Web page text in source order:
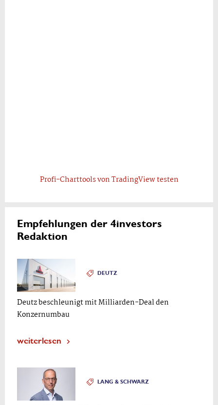
Profi-Charttools von TradingView testen
Empfehlungen der 4investors
Redaktion
DEUTZ
Deutz beschleunigt mit Milliarden-Deal den
Konzernumbau
weiterlesen
LANG & SCHWARZ